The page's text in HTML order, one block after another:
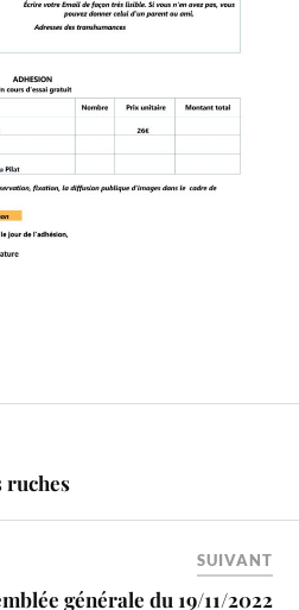
ruches
SUIVANT
générale du 19/11/2022